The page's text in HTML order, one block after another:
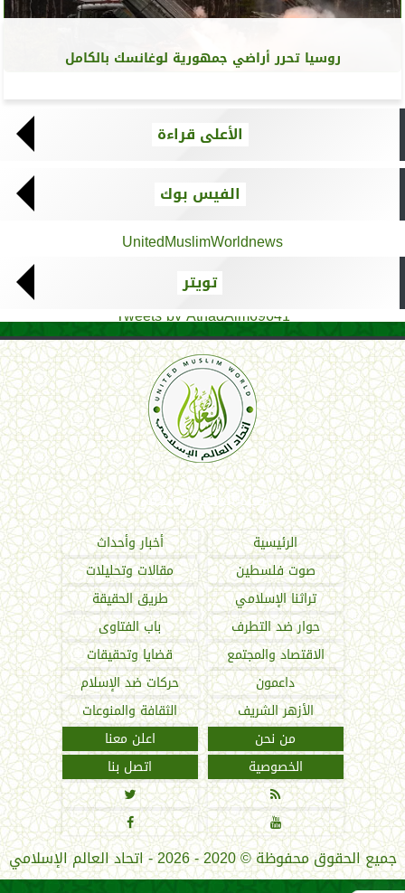
روسيا تحرر أراضي جمهورية لوغانسك بالكامل
الأعلى قراءة
الفيس بوك
UnitedMuslimWorldnews
تويتر
Tweets by AthadAlm69641
اتحاد العالم الإسلامي
الرئيسية
أخبار وأحداث
صوت فلسطين
مقالات وتحليلات
تراثنا الإسلامي
طريق الحقيقة
حوار ضد التطرف
باب الفتاوى
الاقتصاد والمجتمع
قضايا وتحقيقات
داعمون
حركات ضد الإسلام
الأزهر الشريف
الثقافة والمنوعات
من نحن
اعلن معنا
الخصوصية
اتصل بنا




جميع الحقوق محفوظة©2020 - 2026 - اتحاد العالم الإسلامي